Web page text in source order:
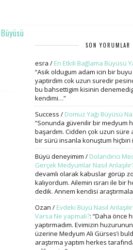
SON YORUMLAR
esra / En Etkili Bağlama Büyüsü
“Asik oldugum adam icin bir
yaptirdim cok uzun suredir
bu bahsettigim kisinin
kendimi…”
Success / Domuz Yağı Büyüsü
“Sonunda güvenilir bir medyum
başardım. Cidden çok uzun süre
bir sürü insanla konuştum hiçbiri
Büyü deneyimim / Dolandırıcı
Gerçek Medyumlar Nasıl
devamlı olarak kabuslar görüp
kalıyordum. Ailemin ısrarı ile bir
dedik. Annem kendisi
Ozan / Evdeki Büyü Nasıl
Varsa Ne yapmalı?: “Daha önce
yaptırmadım. Evimizin
üzerine Medyum Ali Gürses’i
araştırma yaptım herkes